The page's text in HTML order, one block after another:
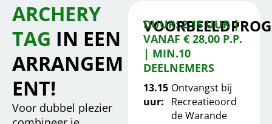
ARCHERY
TAG IN EEN
ARRANGEM
ENT!
Voor dubbel plezier
DUUR: 2.15 UUR |
VANAF € 28,00 P.P.
| MIN.10
DEELNEMERS
13.15
uur:
Ontvangst bij
Recreatieoord
de Warande